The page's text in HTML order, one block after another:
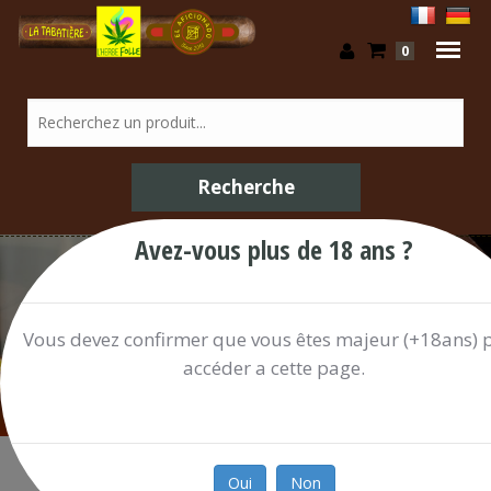
0
Boissons Alcoolisées / Shop
Avez-vous plus de 18 ans ?
Vous devez confirmer que vous êtes majeur (+18ans)
accéder a cette page.
Oui Non